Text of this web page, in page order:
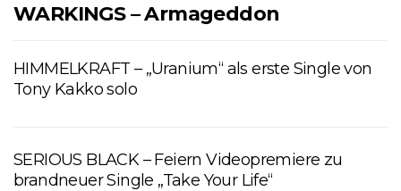
WARKINGS – Armageddon
HIMMELKRAFT – „Uranium“ als erste Single von
Tony Kakko solo
SERIOUS BLACK – Feiern Videopremiere zu
brandneuer Single „Take Your Life“